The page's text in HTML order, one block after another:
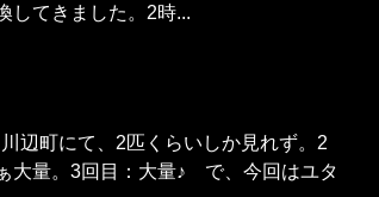
してきました。2時...
辺町にて、2匹くらいしか見れず。2
大量。3回目：大量♪ で、今回はユタ